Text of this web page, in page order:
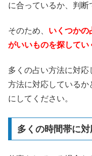
に合っているか、判断
そのため、 いくつかの
がいいものを探してい
多くの占い方法に対
方法に対応している
にしてください。
多くの時間帯に